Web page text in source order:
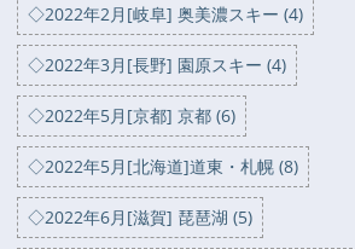
◇2022年2月[岐阜] 奥美濃スキー (4)
◇2022年3月[長野] 園原スキー (4)
◇2022年5月[京都] 京都 (6)
◇2022年5月[北海道]道東・札幌 (8)
◇2022年6月[滋賀] 琵琶湖 (5)